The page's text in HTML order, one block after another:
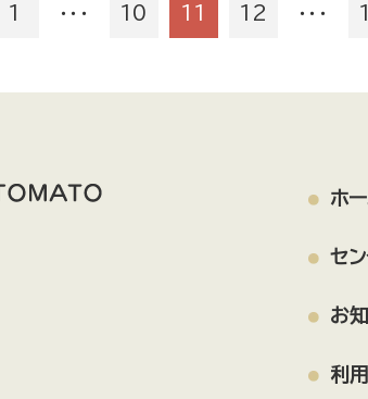
1 ・・・ 10 11 12 ・・・
ホ
セ
お
利